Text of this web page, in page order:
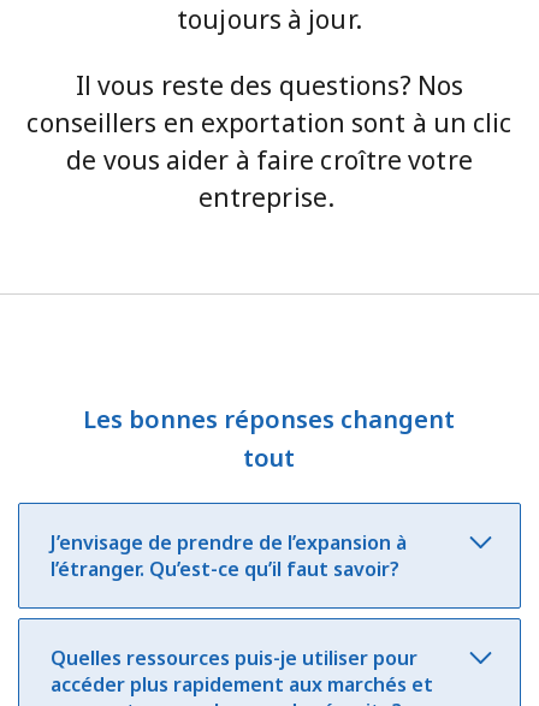
toujours à jour.
Il vous reste des questions? Nos
conseillers en exportation sont à un clic
de vous aider à faire croître votre
entreprise.
Les bonnes réponses changent
tout
J’envisage de prendre de l’expansion à
l’étranger. Qu’est-ce qu’il faut savoir?
Quelles ressources puis-je utiliser pour
accéder plus rapidement aux marchés et